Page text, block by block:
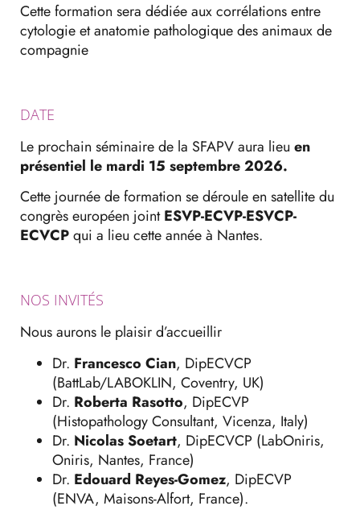
Cette formation sera dédiée aux corrélations entre
cytologie et anatomie pathologique des animaux de
compagnie
DATE
Le prochain séminaire de la SFAPV aura lieu en
présentiel le mardi 15 septembre 2026.
Cette journée de formation se déroule en satellite du
congrès européen jointESVP-ECVP-ESVCP-
ECVCPqui a lieu cette année à Nantes.
NOS INVITÉS
Nous aurons le plaisir d’accueillir
Dr. Francesco Cian, DipECVCP
(BattLab/LABOKLIN, Coventry, UK)
Dr. Roberta Rasotto, DipECVP
(Histopathology Consultant, Vicenza, Italy)
Dr. Nicolas Soetart, DipECVCP (LabOniris,
Oniris, Nantes, France)
Dr. Edouard Reyes-Gomez, DipECVP
(ENVA, Maisons-Alfort, France).